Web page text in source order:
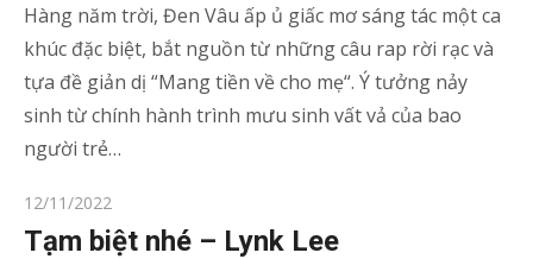
Hàng năm trời, Đen Vâu ấp ủ giấc mơ sáng tác một ca
khúc đặc biệt, bắt nguồn từ những câu rap rời rạc và
tựa đề giản dị “Mang tiền về cho mẹ“. Ý tưởng nảy
sinh từ chính hành trình mưu sinh vất vả của bao
người trẻ…
Posted
on
12/11/2022
Tạm biệt nhé – Lynk Lee